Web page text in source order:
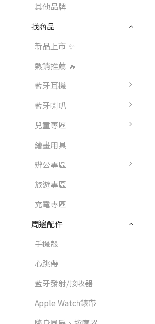
其他品牌
找商品
新品上市 ✨
熱銷推薦 🔥
藍牙耳機
藍牙喇叭
兒童專區
繪畫用具
辦公專區
旅遊專區
充電專區
周邊配件
手機殼
心跳帶
藍牙發射/接收器
Apple Watch錶帶